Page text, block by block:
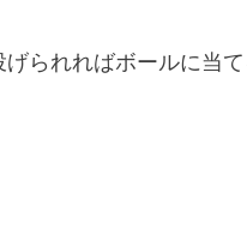
られればボールに当